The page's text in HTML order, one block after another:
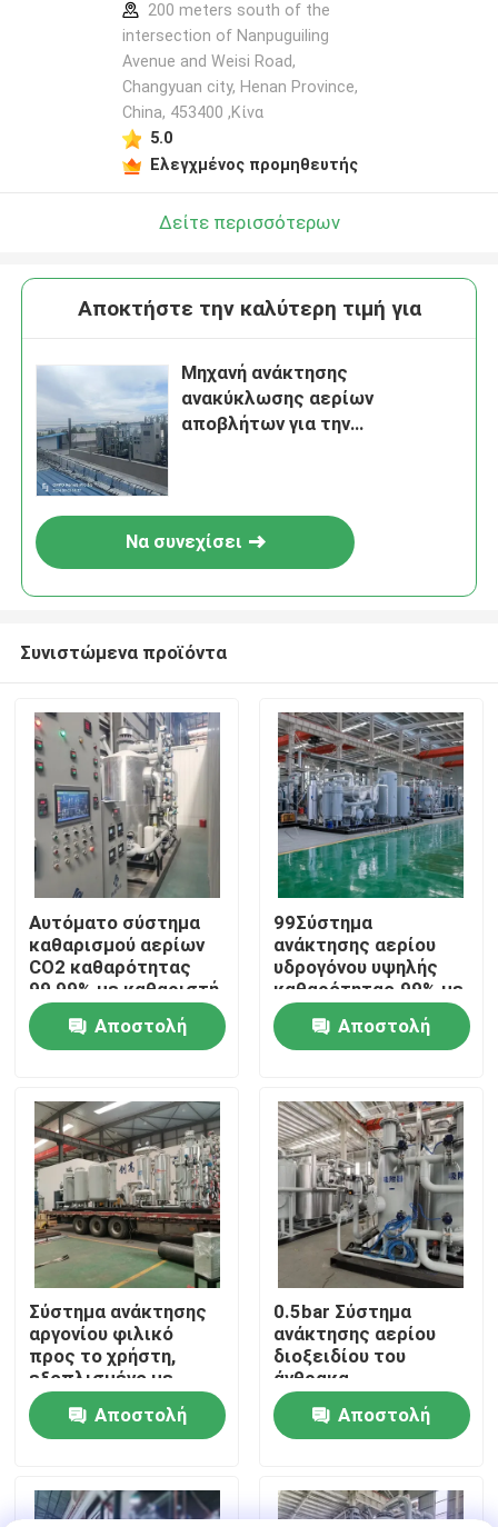
Σπίτι
Προϊόντα
Σχετικά με εμάς
Έλεγχος ποιότητας
Επικοινωνήστε μαζί μας
Ειδήσεις
Ζητήστε μια προσφορά
Παραγωγοί αζώτου PSA
Γεννήτρια αζώτου υψηλής αγνότητας
200 meters south of the
intersection of Nanpuguiling
Avenue and Weisi Road,
Changyuan city, Henan Province,
China, 453400 ,Κίνα
5.0
Ελεγχμένος προμηθευτής
Δείτε περισσότερων
Αποκτήστε την καλύτερη τιμή για
Μηχανή ανάκτησης
ανακύκλωσης αερίων
αποβλήτων για την
Να συνεχίσει
Συνιστώμενα προϊόντα
Αυτόματο σύστημα
καθαρισμού αερίων
CO2 καθαρότητας
99,99% με καθαριστή
αερίων
Αποστολή
99Σύστημα
ανάκτησης αερίου
υδρογόνου υψηλής
καθαρότητας.99% με
σύστημα καθαρισμού
PSA
Αποστολή
Σύστημα ανάκτησης
αργονίου φιλικό
προς το χρήστη,
εξοπλισμένο με
τηλεοπτική οθόνη
Αποστολή
0.5bar Σύστημα
ανάκτησης αερίου
διοξειδίου του
άνθρακα
Εξοικονόμηση
ενέργειας Μικρή
συντήρηση
Αποστολή